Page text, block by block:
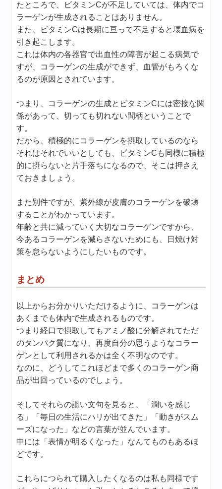
たところで、ビタミンCが不足していては、体内でコ
ラーゲンが生成されることはありません。
また、ビタミンCは長期に亘って不足すると壊血病を
引き起こします。
これは体内の各器官で出血性の障害が起こる病気で
すが、コラーゲンの生成ができず、血管がもろくな
るのが原因とされています。
つまり、コラーゲンの生成とビタミンCには密接な関
係があって、切っても切れない間柄ということで
す。
だから、積極的にコラーゲンを摂取しているのなら
それはそれでいいとしても、ビタミンCも同様に積極
的に摂らないと片手落ちになるので、そこは押さえ
ておきましょう。
また別件ですが、紫外線が皮膚のコラーゲンを破壊
することがわかっています。
年齢と共に減っていく大切なコラーゲンですから、
今あるコラーゲンを減らさないためにも、日焼け対
策を怠らないようにしたいものです。
まとめ
以上からお分かりいただけるように、コラーゲンは
あくまでも体内で生成されるものです。
つまり経口で摂取してもアミノ酸に分解されてただ
のタンパク質になり、再度自分の思うようなコラー
ゲンとして利用されるかは全く不明なのです。
なのに、どうしてこれほどまで多くのコラーゲン商
品が出回っているのでしょう。
そしてそれらの謳い文句を見ると、「潤いを感じ
る」「毎日の生活にハリが出てきた」「動きがスム
ーズになった」などの言葉が並んでいます。
中には「表情が明るくなった」なんてものもあるほ
どです。
これらにつられて購入したくなるのは私も同様です